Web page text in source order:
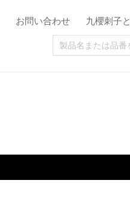
お問い合わせ 九櫻刺子